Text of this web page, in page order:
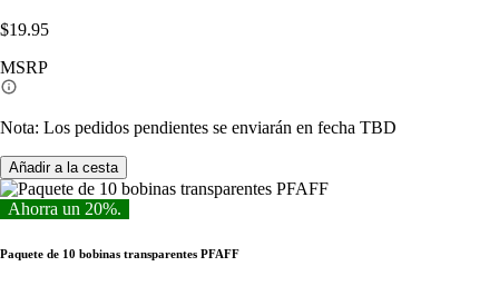
$19.95
MSRP
Nota: Los pedidos pendientes se enviarán en fecha TBD
Añadir a la cesta
Ahorra un 20%.
Paquete de 10 bobinas transparentes PFAFF